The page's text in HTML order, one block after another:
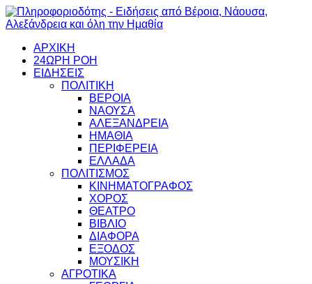
ΑΡΧΙΚΗ
24ΩΡΗ ΡΟΗ
ΕΙΔΗΣΕΙΣ
ΠΟΛΙΤΙΚΗ
ΒΕΡΟΙΑ
ΝΑΟΥΣΑ
ΑΛΕΞΑΝΔΡΕΙΑ
ΗΜΑΘΙΑ
ΠΕΡΙΦΕΡΕΙΑ
ΕΛΛΑΔΑ
ΠΟΛΙΤΙΣΜΟΣ
ΚΙΝΗΜΑΤΟΓΡΑΦΟΣ
ΧΟΡΟΣ
ΘΕΑΤΡΟ
ΒΙΒΛΙΟ
ΔΙΑΦΟΡΑ
ΕΞΟΔΟΣ
ΜΟΥΣΙΚΗ
ΑΓΡΟΤΙΚΑ